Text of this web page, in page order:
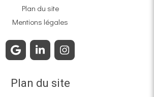
Plan du site
Mentions légales
Plan du site